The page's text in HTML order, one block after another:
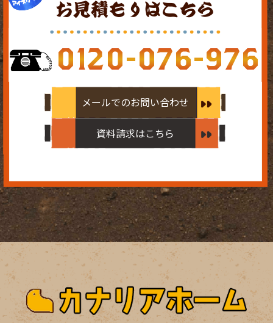
お見積もりはこちら
0120-076-976
メールでのお問い合わせ
資料請求はこちら